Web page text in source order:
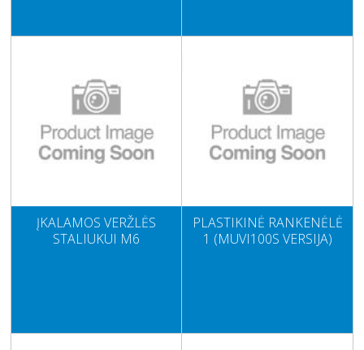
ĮKALAMOS VERŽLĖS
STALIUKUI M6
PLASTIKINĖ RANKENĖLĖ
1 (MUVI100S VERSIJA)